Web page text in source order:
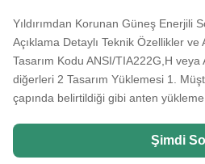
Yıldırımdan Korunan Güneş Enerjili
Açıklama Detaylı Teknik Özellikler ve
Tasarım Kodu ANSI/TIA222G,H veya
diğerleri 2 Tasarım Yüklemesi 1.
çapında belirtildiği gibi anten yükleme
Şimdi